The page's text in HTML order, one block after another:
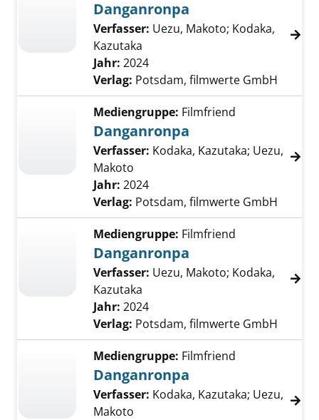
Danganronpa
Verfasser: Uezu, Makoto; Kodaka,
Kazutaka
Jahr: 2024
Verlag: Potsdam, filmwerte GmbH
Mediengruppe: Filmfriend
Danganronpa
Verfasser: Kodaka, Kazutaka; Uezu,
Makoto
Jahr: 2024
Verlag: Potsdam, filmwerte GmbH
Mediengruppe: Filmfriend
Danganronpa
Verfasser: Uezu, Makoto; Kodaka,
Kazutaka
Jahr: 2024
Verlag: Potsdam, filmwerte GmbH
Mediengruppe: Filmfriend
Danganronpa
Verfasser: Kodaka, Kazutaka; Uezu,
Makoto